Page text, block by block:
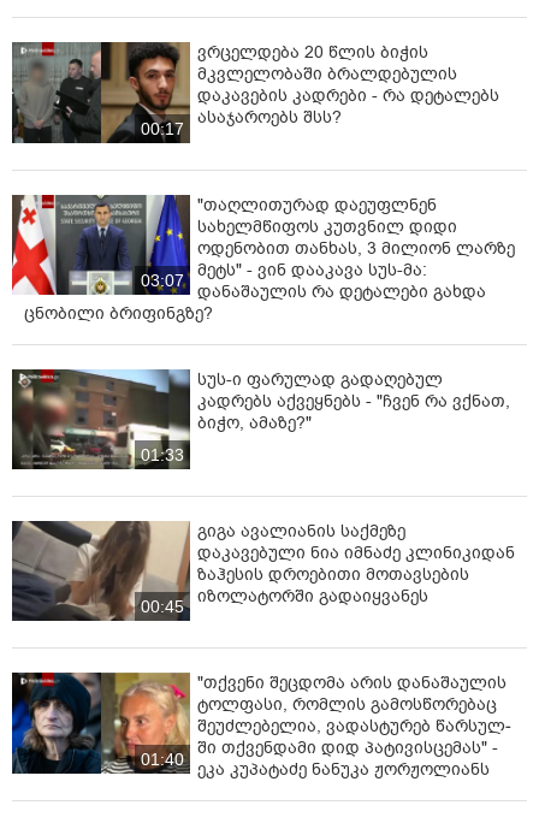
00:17
ვრცელდება 20 წლის ბიჭის
მკვლელობაში ბრალდებულის
დაკავების კადრები - რა დეტალებს
ასაჯაროებს შსს?
03:07
"თაღლითურად დაეუფლნენ
სახელმწიფოს კუთვნილ დიდი
ოდენობით თანხას, 3 მილიონ ლარზე
მეტს" - ვინ დააკავა სუს-მა:
დანაშაულის რა დეტალები გახდა
ცნობილი ბრიფინგზე?
01:33
სუს-ი ფარულად გადაღებულ
კადრებს აქვეყნებს - "ჩვენ რა ვქნათ,
ბიჭო, ამაზე?"
00:45
გიგა ავალიანის საქმეზე
დაკავებული ნია იმნაძე კლინიკიდან
ზაჰესის დროებითი მოთავსების
იზოლატორში გადაიყვანეს
01:40
"თქვენი შეცდომა არის დანაშაულის
ტოლფასი, რომ­ლის გა­მოს­წო­რე­ბაც
შე­უძ­ლე­ბე­ლია, ვა­დას­ტუ­რებ წარ­სულ­
ში თქვენ­და­მი დიდ პა­ტი­ვის­ცე­მას" -
ეკა კუპატაძე ნანუკა ჟორჟოლიანს